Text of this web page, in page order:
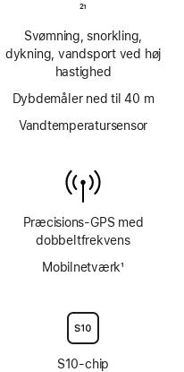
21
Svømning, snorkling,
dykning, vandsport ved høj
hastighed
Dybdemåler ned til 40 m
Vandtemperatursensor
Præcisions-GPS med
dobbeltfrekvens
Mobilnetværk1
S10-chip